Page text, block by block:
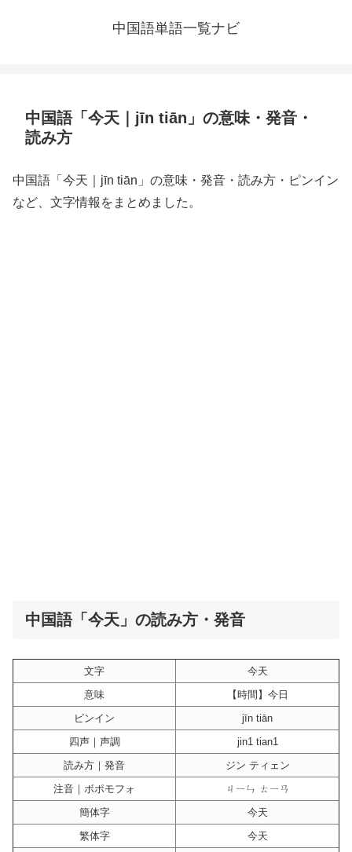
中国語単語一覧ナビ
中国語「今天｜jīn tiān」の意味・発音・
読み方
中国語「今天｜jīn tiān」の意味・発音・読み方・ピンイン
など、文字情報をまとめました。
中国語「今天」の読み方・発音
文字
今天
意味
【時間】今日
ピンイン
jīn tiān
四声｜声調
jin1 tian1
読み方｜発音
ジン ティェン
注音｜ボポモフォ
ㄐㄧㄣ ㄊㄧㄢ
簡体字
今天
繁体字
今天